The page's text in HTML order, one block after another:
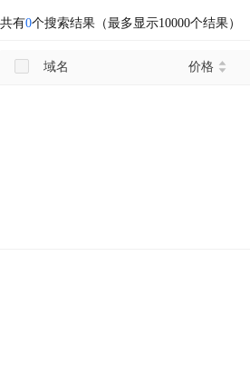
共有0个搜索结果（最多显示10000个结果）
域名 价格